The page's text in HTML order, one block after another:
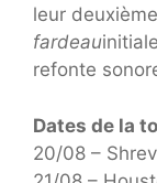
leur
fardeau
refonte
Dates de la
20/08 –